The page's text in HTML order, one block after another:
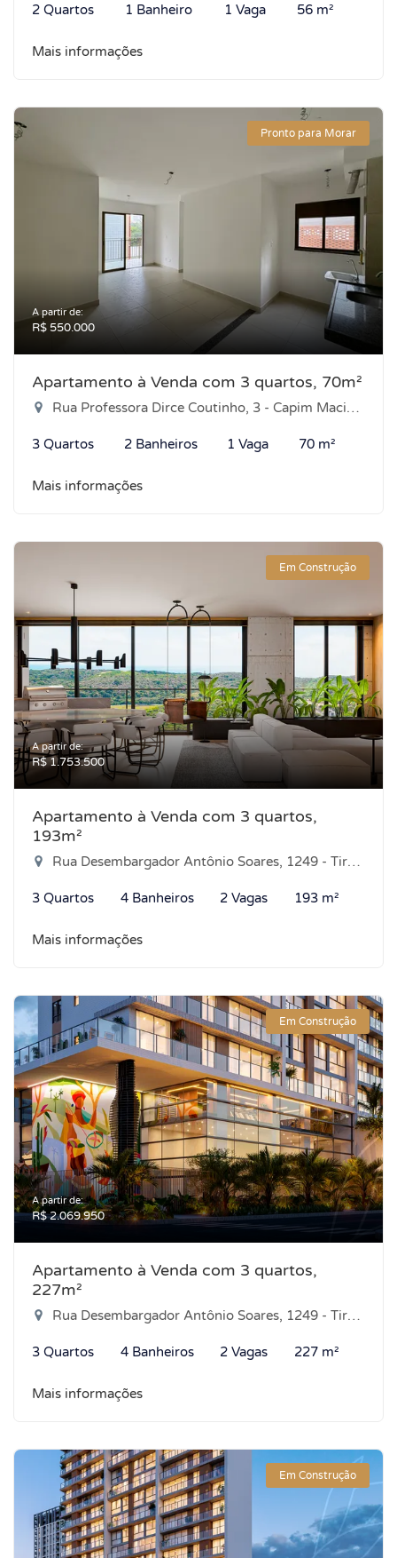
2 Quartos 1 Banheiro 1 Vaga 56 m²
Mais informações
Pronto para Morar
A partir de:
R$ 550.000
Apartamento à Venda com 3 quartos, 70m²
Rua Professora Dirce Coutinho, 3 - Capim Macio, Natal-RN
3 Quartos 2 Banheiros 1 Vaga 70 m²
Mais informações
Em Construção
A partir de:
R$ 1.753.500
Apartamento à Venda com 3 quartos,
193m²
Rua Desembargador Antônio Soares, 1249 - Tirol, Natal-RN
3 Quartos 4 Banheiros 2 Vagas 193 m²
Mais informações
Em Construção
A partir de:
R$ 2.069.950
Apartamento à Venda com 3 quartos,
227m²
Rua Desembargador Antônio Soares, 1249 - Tirol, Natal-RN
3 Quartos 4 Banheiros 2 Vagas 227 m²
Mais informações
Em Construção